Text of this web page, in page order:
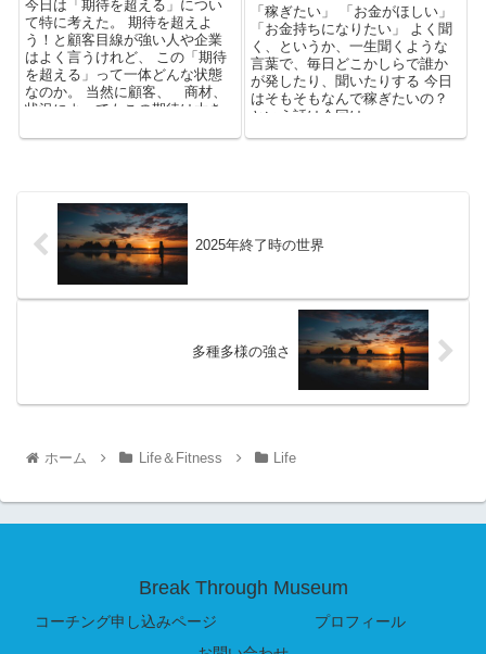
今日は「期待を超える」につい
て特に考えた。 期待を超えよ
う！と顧客目線が強い人や企業
はよく言うけれど、 この「期待
を超える」って一体どんな状態
なのか。 当然に顧客、 商材、
状況によってもこの期待は大き
「稼ぎたい」 「お金がほしい」
「お金持ちになりたい」 よく聞
く、というか、一生聞くような
言葉で、毎日どこかしらで誰か
が発したり、聞いたりする 今日
はそもそもなんで稼ぎたいの？
という話は今回は...
2025年終了時の世界
多種多様の強さ
ホーム Life＆Fitness Life
Break Through Museum
コーチング申し込みページ
プロフィール